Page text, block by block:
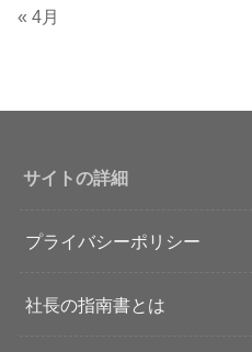
« 4月
サイトの詳細
プライバシーポリシー
社長の指南書とは